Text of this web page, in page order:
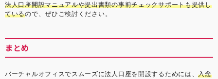
法人口座開設マニュアルや提出書類の事前チェックサポートも提供し
ているので、ぜひご検討ください。
まとめ
バーチャルオフィスでスムーズに法人口座を開設するためには、入念